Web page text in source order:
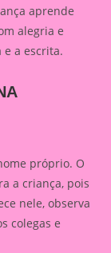
aprende
alegria e
a escrita.
próprio. O
a criança, pois
nele, observa
colegas e